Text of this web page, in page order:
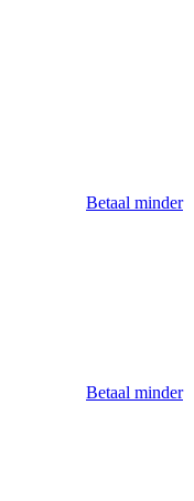
Betaal minder
Betaal minder